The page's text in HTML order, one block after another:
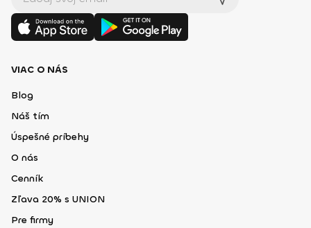
VIAC O NÁS
Blog
Náš tím
Úspešné príbehy
O nás
Cenník
Zľava 20% s UNION
Pre firmy